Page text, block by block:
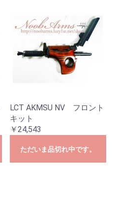
LCT AKMSU NV フロント
キット
￥24,543
ただいま品切れ中です。